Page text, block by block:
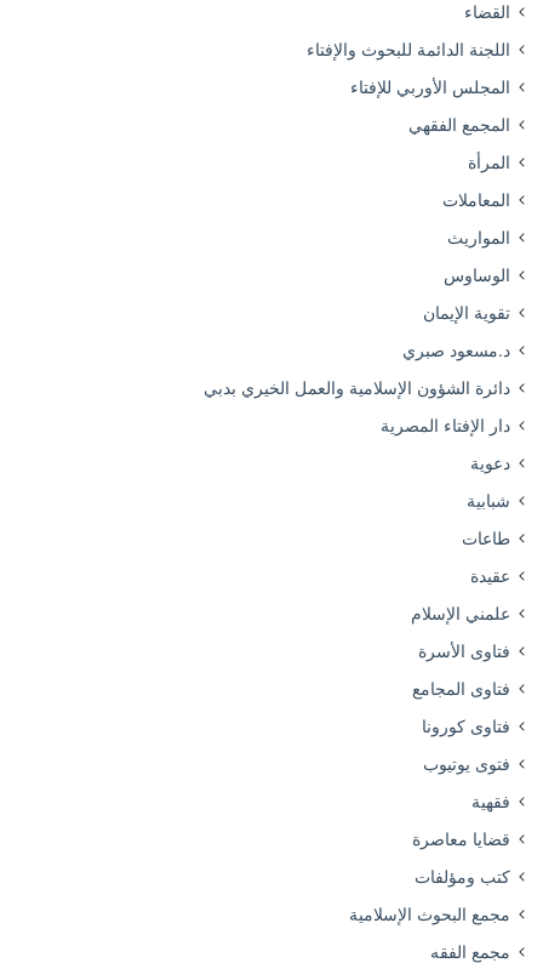
القضاء
اللجنة الدائمة للبحوث والإفتاء
المجلس الأوربي للإفتاء
المجمع الفقهي
المرأة
المعاملات
المواريث
الوساوس
تقوية الإيمان
د.مسعود صبري
دائرة الشؤون الإسلامية والعمل الخيري بدبي
دار الإفتاء المصرية
دعوية
شبابية
طاعات
عقيدة
علمني الإسلام
فتاوى الأسرة
فتاوى المجامع
فتاوى كورونا
فتوى يوتيوب
فقهية
قضايا معاصرة
كتب ومؤلفات
مجمع البحوث الإسلامية
مجمع الفقه